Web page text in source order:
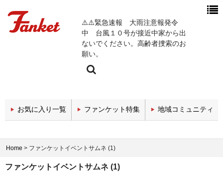
⚠️⚠️緊急速報 大雨注意報発令
中 台風１０号が接近中家から出
ないでください。高齢者捜索のお
願い。
今週の新着チャンネル
エンタメチャンネル
政治・経済チャンネル
お気に入り一覧 ファンケット特集 地域コミュニティ
Home > ファンケットイベントサムネ (1)
ファンケットイベントサムネ (1)